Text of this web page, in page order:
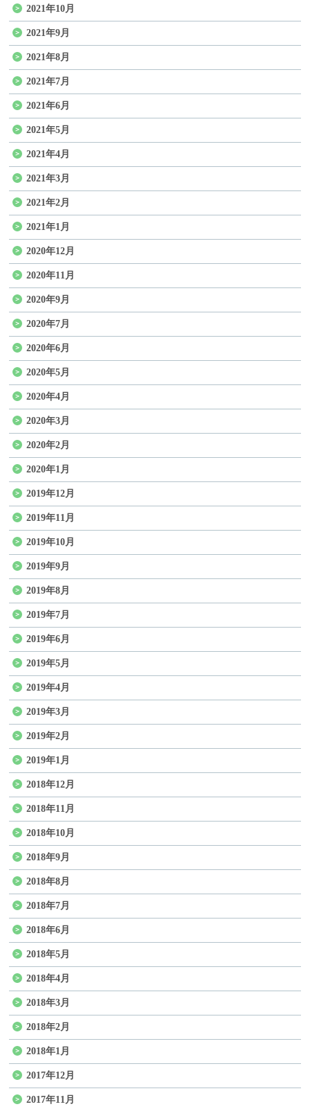
2021年10月
2021年9月
2021年8月
2021年7月
2021年6月
2021年5月
2021年4月
2021年3月
2021年2月
2021年1月
2020年12月
2020年11月
2020年9月
2020年7月
2020年6月
2020年5月
2020年4月
2020年3月
2020年2月
2020年1月
2019年12月
2019年11月
2019年10月
2019年9月
2019年8月
2019年7月
2019年6月
2019年5月
2019年4月
2019年3月
2019年2月
2019年1月
2018年12月
2018年11月
2018年10月
2018年9月
2018年8月
2018年7月
2018年6月
2018年5月
2018年4月
2018年3月
2018年2月
2018年1月
2017年12月
2017年11月